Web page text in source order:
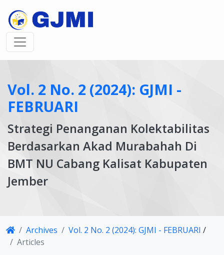
Vol. 2 No. 2 (2024): GJMI -
FEBRUARI
Strategi Penanganan Kolektabilitas
Berdasarkan Akad Murabahah Di
BMT NU Cabang Kalisat Kabupaten
Jember
DetailsArchives Vol. 2 No. 2 (2024): GJMI - FEBRUARI /
Articles